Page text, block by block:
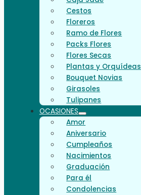
Cestos
Floreros
Ramo de Flores
Packs Flores
Flores Secas
Plantas y Orquídeas
Bouquet Novias
Girasoles
Tulipanes
OCASIONES
Amor
Aniversario
Cumpleaños
Nacimientos
Graduación
Para él
Condolencias